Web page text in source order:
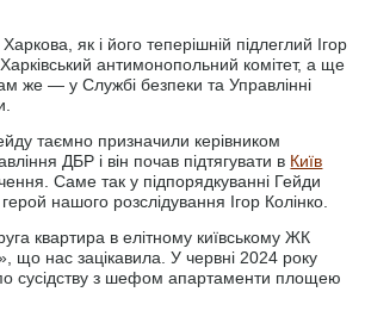
як і його теперішній підлеглий Ігор
антимонопольний комітет, а ще
же — у Службі безпеки та Управлінні
таємно призначили керівником
ДБР і він почав підтягувати в Київ
Саме так у підпорядкуванні Гейди
нашого розслідування Ігор Колінко.
квартира в елітному київському ЖК
що нас зацікавила. У червні 2024 року
сусідству з шефом апартаменти площею